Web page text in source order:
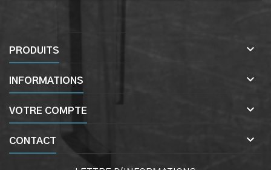
PRODUITS 
INFORMATIONS 
VOTRE COMPTE 
CONTACT 